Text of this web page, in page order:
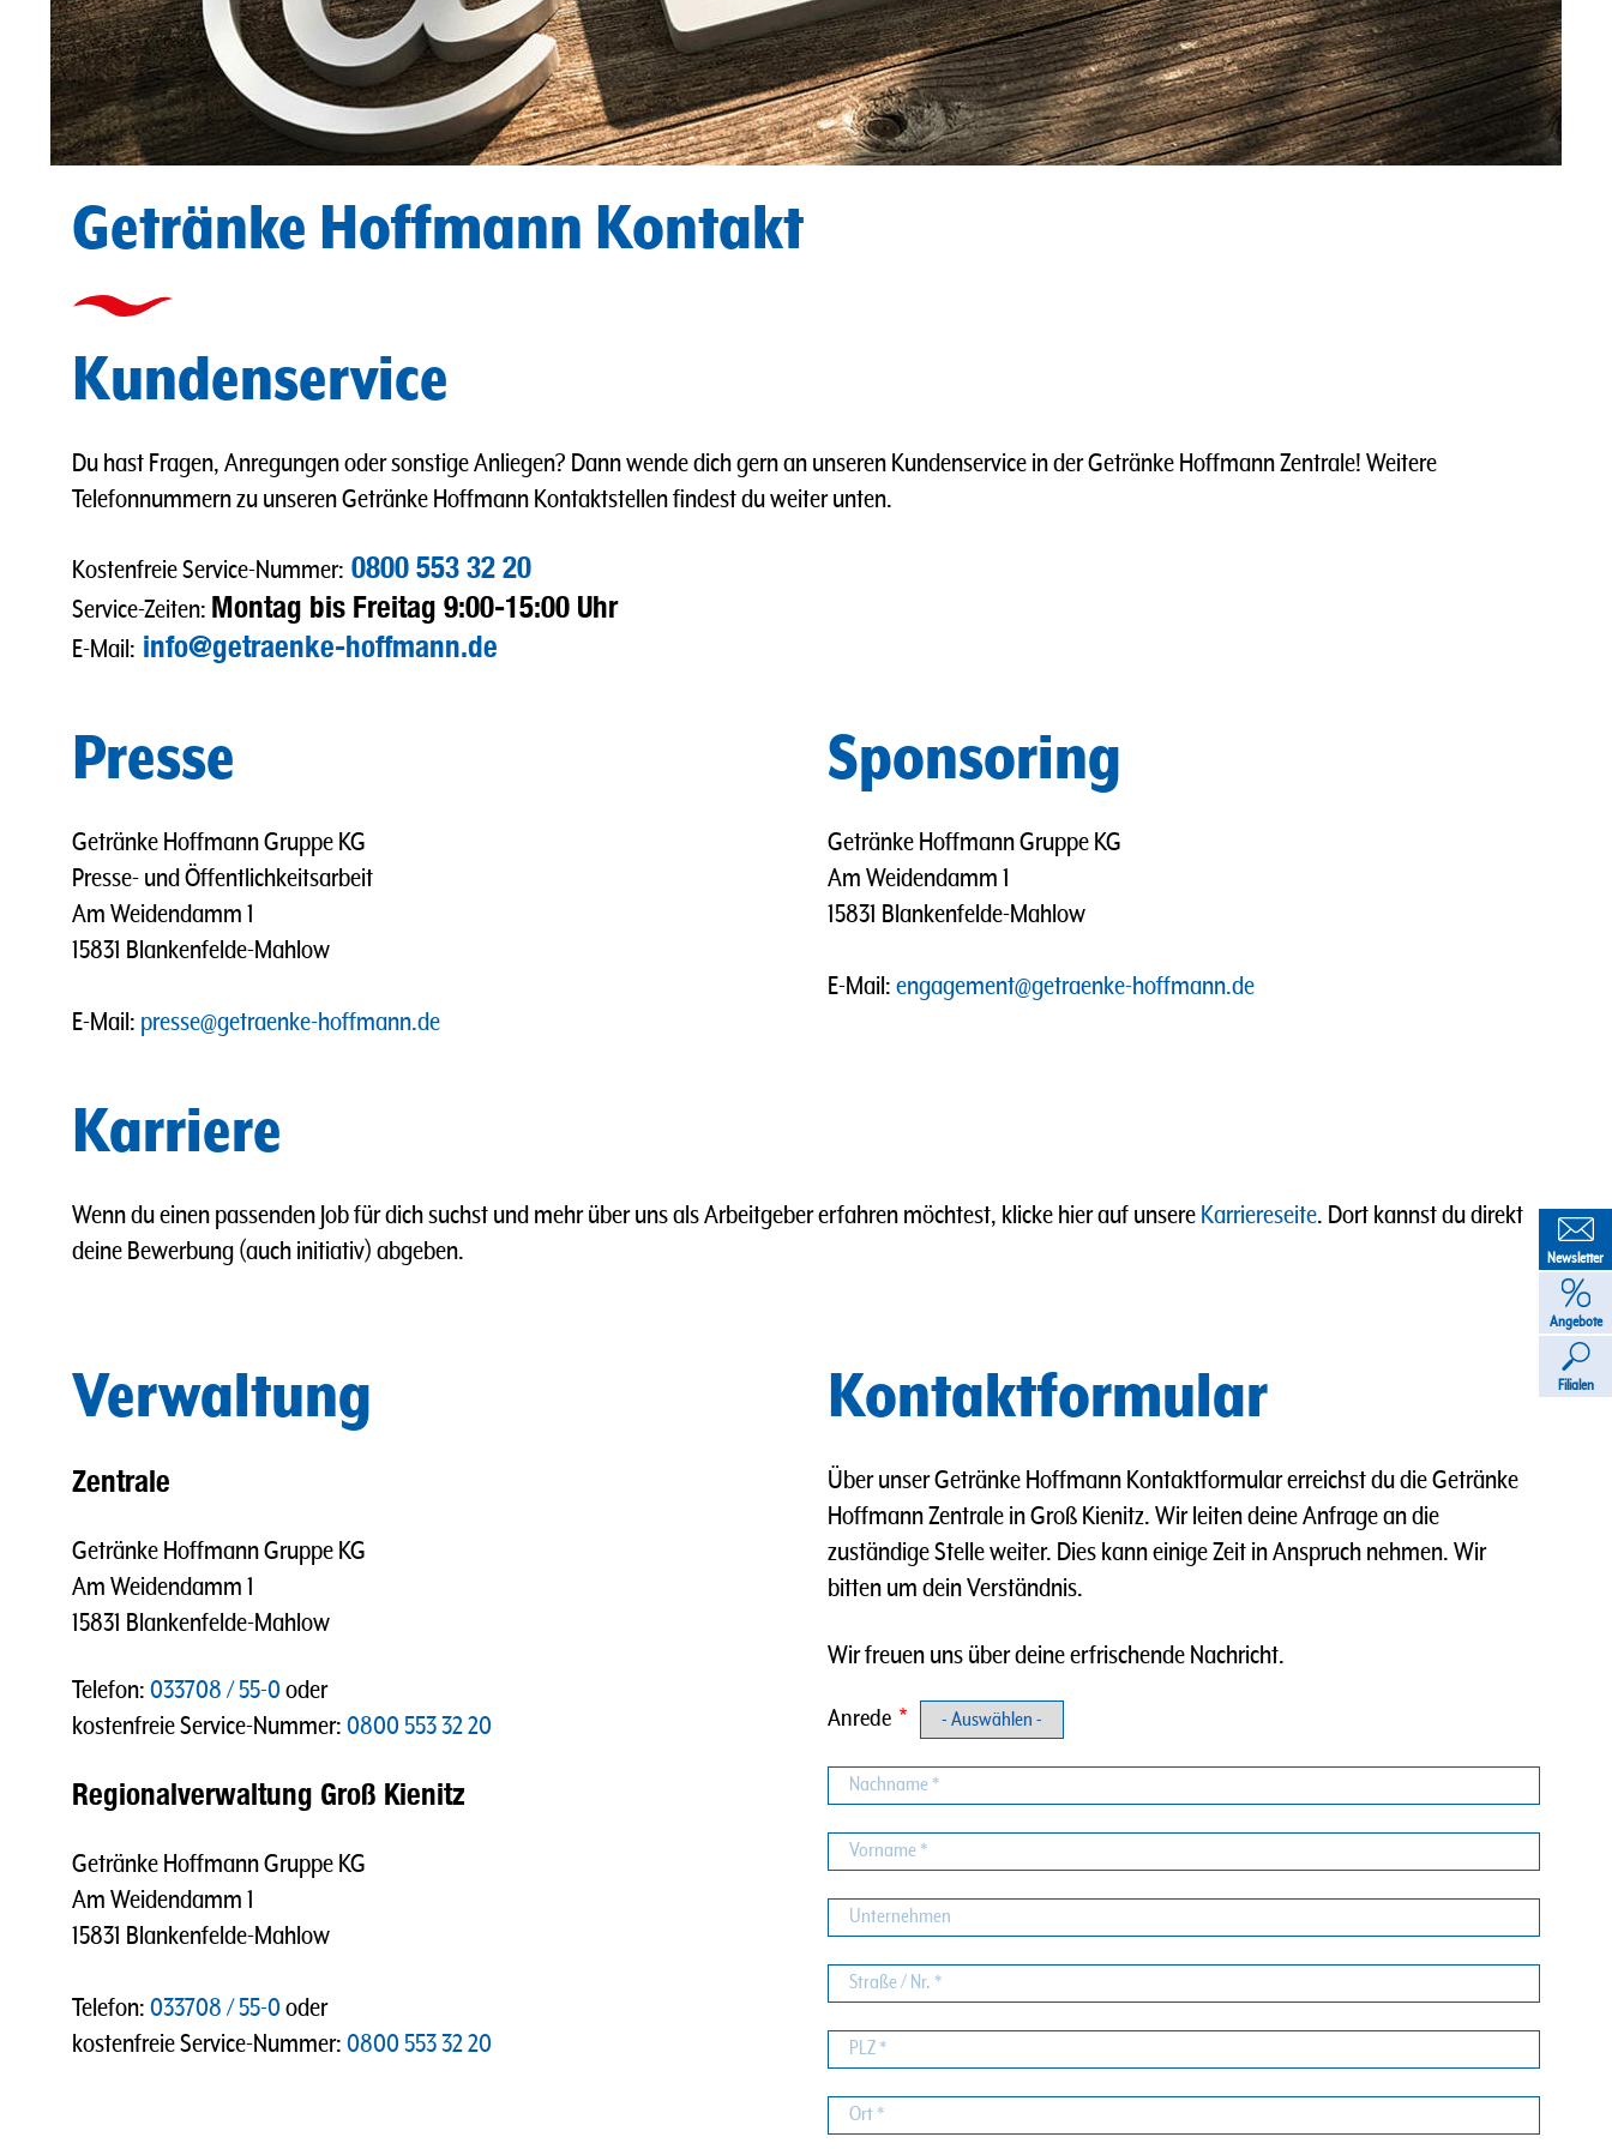
Getränke Hoffmann Kontakt
Kundenservice
Du hast Fragen, Anregungen oder sonstige Anliegen? Dann wende dich gern an unseren Kundenservice in der Getränke Hoffmann Zentrale! Weitere
Telefonnummern zu unseren Getränke Hoffmann Kontaktstellen findest du weiter unten.
Kostenfreie Service-Nummer: 0800 553 32 20
Service-Zeiten: Montag bis Freitag 9:00-15:00 Uhr
E-Mail: info@getraenke-hoffmann.de
Presse
Getränke Hoffmann Gruppe KG
Presse- und Öffentlichkeitsarbeit
Am Weidendamm 1
15831 Blankenfelde-Mahlow
E-Mail: presse@getraenke-hoffmann.de
Sponsoring
Getränke Hoffmann Gruppe KG
Am Weidendamm 1
15831 Blankenfelde-Mahlow
E-Mail: engagement@getraenke-hoffmann.de
Karriere
Wenn du einen passenden Job für dich suchst und mehr über uns als Arbeitgeber erfahren möchtest, klicke hier auf unsere Karriereseite. Dort kannst du direkt
deine Bewerbung (auch initiativ) abgeben.
Verwaltung
Zentrale
Getränke Hoffmann Gruppe KG
Am Weidendamm 1
15831 Blankenfelde-Mahlow
Telefon: 033708 / 55-0 oder
kostenfreie Service-Nummer: 0800 553 32 20
Regionalverwaltung Groß Kienitz
Getränke Hoffmann Gruppe KG
Am Weidendamm 1
15831 Blankenfelde-Mahlow
Telefon: 033708 / 55-0 oder
kostenfreie Service-Nummer: 0800 553 32 20
Kontaktformular
Über unser Getränke Hoffmann Kontaktformular erreichst du die Getränke
Hoffmann Zentrale in Groß Kienitz. Wir leiten deine Anfrage an die
zuständige Stelle weiter. Dies kann einige Zeit in Anspruch nehmen. Wir
bitten um dein Verständnis.
Wir freuen uns über deine erfrischende Nachricht.
Anrede
Nachname
Vorname
Unternehmen
Straße
/
Nr.
PLZ
Ort
Newsletter
Angebote
Filialen